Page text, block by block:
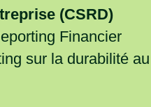
(CSRD)
Financier
sur la durabilité au